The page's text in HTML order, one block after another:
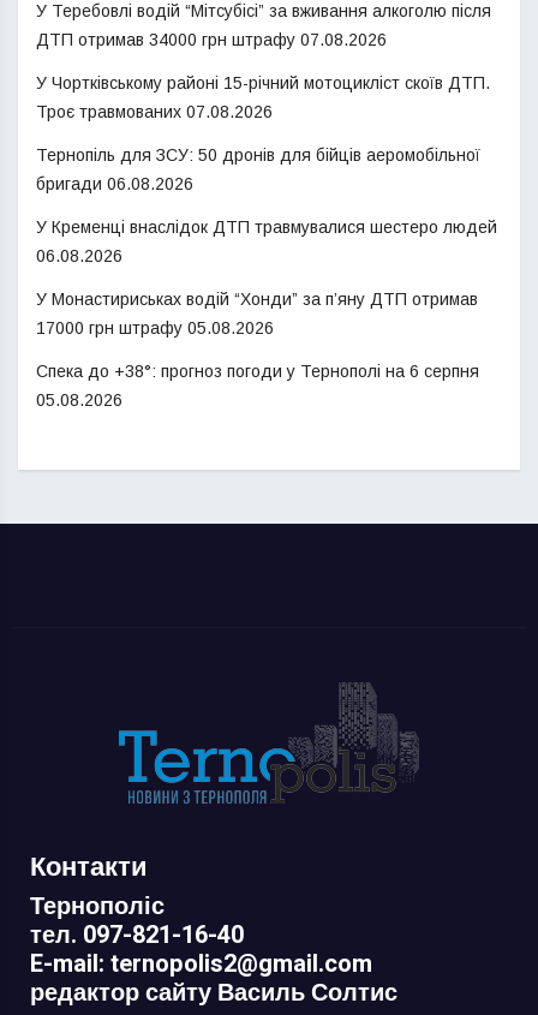
У Теребовлі водій “Мітсубісі” за вживання алкоголю після
ДТП отримав 34000 грн штрафу 07.08.2026
У Чортківському районі 15-річний мотоцикліст скоїв ДТП.
Троє травмованих 07.08.2026
Тернопіль для ЗСУ: 50 дронів для бійців аеромобільної
бригади 06.08.2026
У Кременці внаслідок ДТП травмувалися шестеро людей
06.08.2026
У Монастириськах водій “Хонди” за п’яну ДТП отримав
17000 грн штрафу 05.08.2026
Спека до +38°: прогноз погоди у Тернополі на 6 серпня
05.08.2026
Контакти
Тернополіс
тел. 097-821-16-40
E-mail: ternopolis2@gmail.com
редактор сайту Василь Солтис